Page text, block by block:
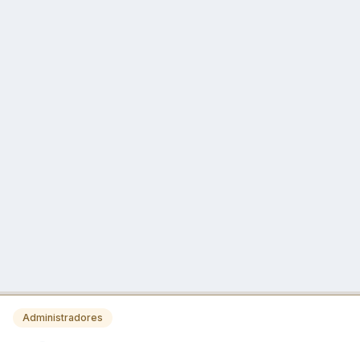
Administradores